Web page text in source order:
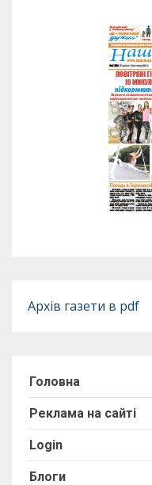
Архів газети в pdf
Головна
Реклама на сайті
Login
Блоги